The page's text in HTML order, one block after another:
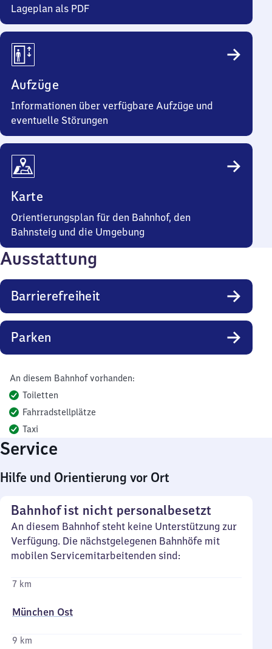
Lageplan als PDF
Aufzüge
Informationen über verfügbare Aufzüge und
eventuelle Störungen
Karte
Orientierungsplan für den Bahnhof, den
Bahnsteig und die Umgebung
Ausstattung
Barrierefreiheit
Parken
An diesem Bahnhof vorhanden:
Toiletten
Fahrradstellplätze
Taxi
Service
Hilfe und Orientierung vor Ort
Bahnhof ist nicht personalbesetzt
An diesem Bahnhof steht keine Unterstützung zur
Verfügung. Die nächstgelegenen Bahnhöfe mit
mobilen Servicemitarbeitenden sind:
7 km
München Ost
9 km